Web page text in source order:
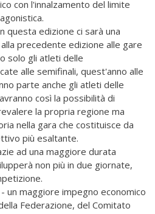
con l'innalzamento del limite
questa edizione ci sarà una
precedente edizione alle gare
solo gli atleti delle
alle semifinali, quest'anno alle
parte anche gli atleti delle
così la possibilità di
la propria regione ma
nella gara che costituisce da
più esaltante.
ad una maggiore durata
non più in due giornate,
un maggiore impegno economico
Federazione, del Comitato